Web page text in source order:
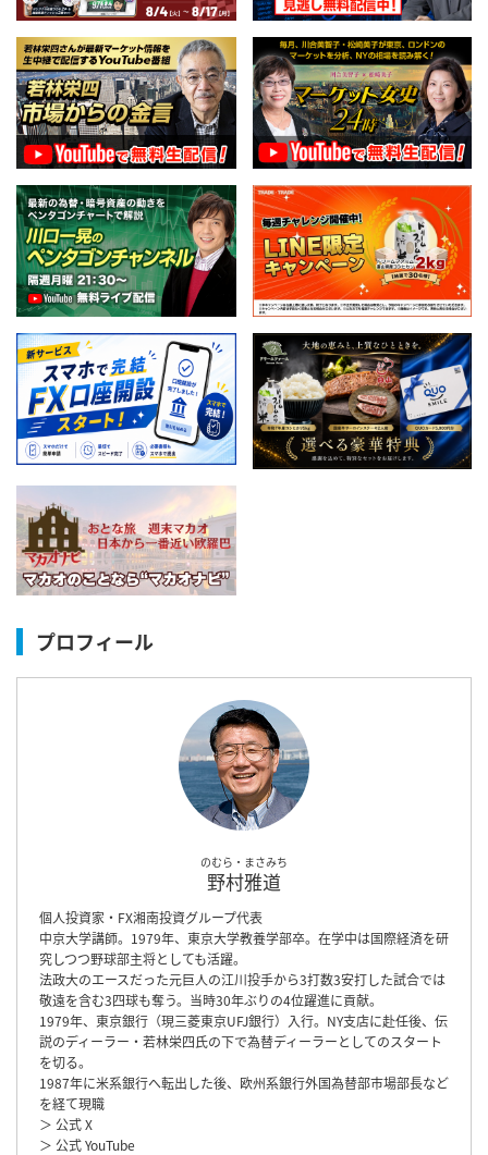
プロフィール
のむら・まさみち
野村雅道
個人投資家・FX湘南投資グループ代表
中京大学講師。1979年、東京大学教養学部卒。在学中は国際経済を研
究しつつ野球部主将としても活躍。
法政大のエースだった元巨人の江川投手から3打数3安打した試合では
敬遠を含む3四球も奪う。当時30年ぶりの4位躍進に貢献。
1979年、東京銀行（現三菱東京UFJ銀行）入行。NY支店に赴任後、伝
説のディーラー・若林栄四氏の下で為替ディーラーとしてのスタート
を切る。
1987年に米系銀行へ転出した後、欧州系銀行外国為替部市場部長など
を経て現職
＞ 公式 X
＞ 公式 YouTube